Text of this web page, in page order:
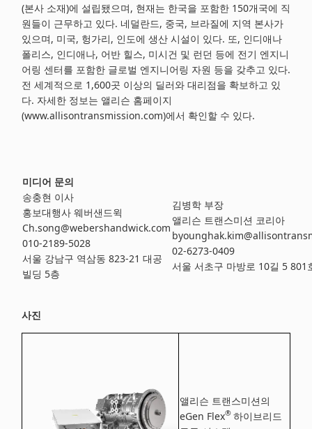
(본사 소재)에 설립됐으며, 현재는 한국을 포함한 150개국에 직
원들이 근무하고 있다. 네덜란드, 중국, 브라질에 지역 본사가
있으며, 미국, 헝가리, 인도에 생산 시설이 있다. 또, 인디애나
폴리스, 인디애나, 어반 힐스, 미시건 및 런던 등에 전기 엔지니
어링 센터를 포함한 글로벌 엔지니어링 자원 등을 갖추고 있다.
전 세계적으로 1,600곳 이상의 딜러와 대리점을 확보하고 있
다. 자세한 정보는 앨리슨 홈페이지
(www.allisontransmission.com)에서 확인할 수 있다.
미디어 문의
송충현 이사
홍보대행사 웨버샌드윅
Ch.song@webershandwick.com
010-2189-5028
서울 강남구 역삼동 823-21 대공
빌딩 5층
김병학 부장
앨리슨 트랜스미션 코리아
02-6273-0409
서울 서초구 마방로 10길 5 801
사진
앨리슨 트랜스미션의
eGen Flex® 하이브리드